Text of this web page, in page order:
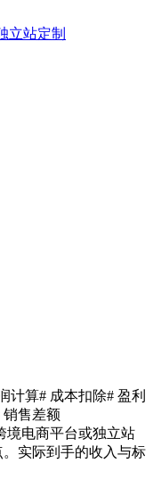
立站定制
计算# 成本扣除# 盈利
销售差额
境电商平台或独立站
。实际到手的收入与标